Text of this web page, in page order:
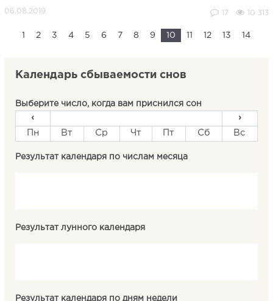
17 10 313
2 3 4 5 6 7 8 9 10 12 13 14
Календарь сбываемости снов
Выберите число, когда вам приснился сон
‹
›
Пн
Вт Ср Чт Пт Сб Вс
Результат календаря по числам месяца
Результат лунного календаря
Результат календаря по дням недели